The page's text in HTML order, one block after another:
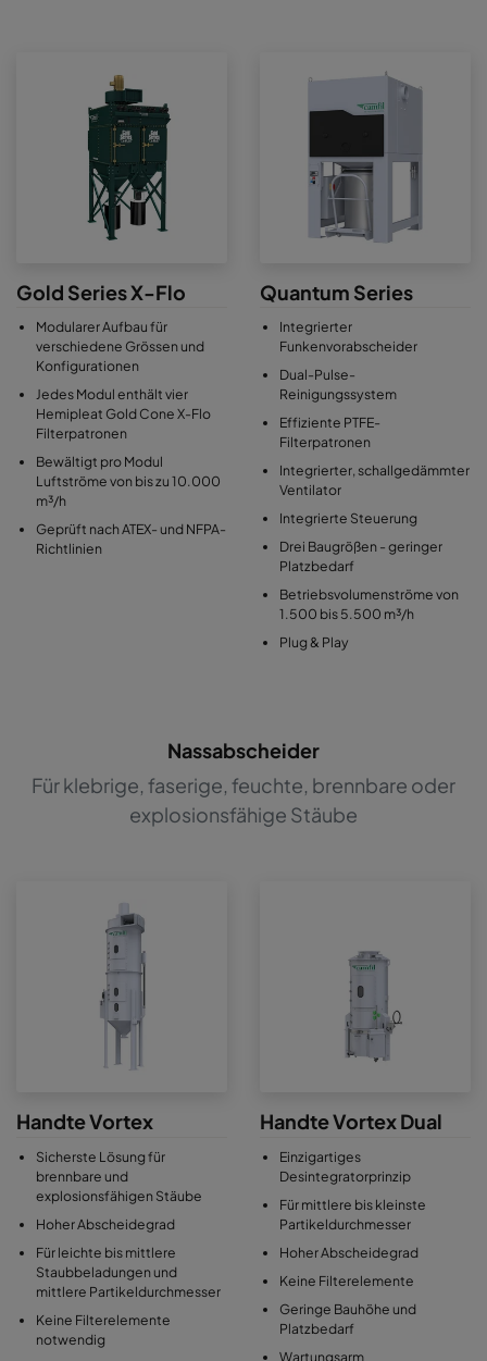
Gold Series X-Flo
Modularer Aufbau für
verschiedene Grössen und
Konfigurationen
Jedes Modul enthält vier
Hemipleat Gold Cone X-Flo
Filterpatronen
Bewältigt pro Modul
Luftströme von bis zu 10.000
m³/h
Geprüft nach ATEX- und NFPA-
Richtlinien
Quantum Series
Integrierter
Funkenvorabscheider
Dual-Pulse-
Reinigungssystem
Effiziente PTFE-
Filterpatronen
Integrierter, schallgedämmter
Ventilator
Integrierte Steuerung
Drei Baugrößen - geringer
Platzbedarf
Betriebsvolumenströme von
1.500 bis 5.500 m³/h
Plug & Play
Nassabscheider
Für klebrige, faserige, feuchte, brennbare oder
explosionsfähige Stäube
Handte Vortex
Sicherste Lösung für
brennbare und
explosionsfähigen Stäube
Hoher Abscheidegrad
Für leichte bis mittlere
Staubbeladungen und
mittlere Partikeldurchmesser
Keine Filterelemente
notwendig
Handte Vortex Dual
Einzigartiges
Desintegratorprinzip
Für mittlere bis kleinste
Partikeldurchmesser
Hoher Abscheidegrad
Keine Filterelemente
Geringe Bauhöhe und
Platzbedarf
Wartungsarm